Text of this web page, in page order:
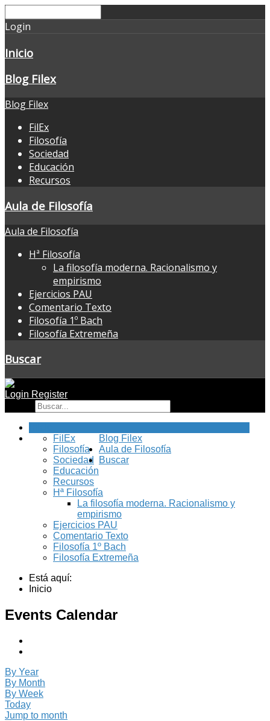
Login
Inicio
Blog Filex
Blog Filex
FilEx
Filosofía
Sociedad
Educación
Recursos
Aula de Filosofía
Aula de Filosofía
Hª Filosofía
La filosofía moderna. Racionalismo y
empirismo
Ejercicios PAU
Comentario Texto
Filosofía 1º Bach
Filosofía Extremeña
Buscar
Login Register
Blog Filex
FilEx
Filosofía
Sociedad
Educación
Recursos
Aula de Filosofía
Hª Filosofía
La filosofía moderna. Racionalismo y
empirismo
Ejercicios PAU
Comentario Texto
Filosofía 1º Bach
Filosofía Extremeña
Buscar
Está aquí:
Inicio
Events Calendar
By Year
By Month
By Week
Today
Jump to month